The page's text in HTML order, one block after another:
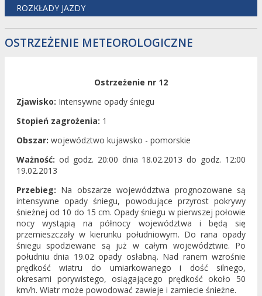
ROZKŁADY JAZDY
OSTRZEŻENIE METEOROLOGICZNE
Ostrzeżenie nr 12
Zjawisko: Intensywne opady śniegu
Stopień zagrożenia: 1
Obszar: województwo kujawsko - pomorskie
Ważność: od godz. 20:00 dnia 18.02.2013 do godz. 12:00
19.02.2013
Przebieg: Na obszarze województwa prognozowane są
intensywne opady śniegu, powodujące przyrost pokrywy
śnieżnej od 10 do 15 cm. Opady śniegu w pierwszej połowie
nocy wystąpią na północy województwa i będą się
przemieszczały w kierunku południowym. Do rana opady
śniegu spodziewane są już w całym województwie. Po
południu dnia 19.02 opady osłabną. Nad ranem wzrośnie
prędkość wiatru do umiarkowanego i dość silnego,
okresami porywistego, osiągającego prędkość około 50
km/h. Wiatr może powodować zawieje i zamiecie śnieżne.